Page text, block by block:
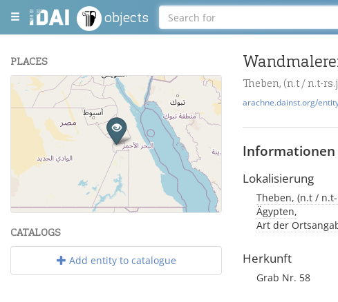
objects
PLACES
+
−
Leaflet| Maps and Data ©OpenStreetMap.
CATALOGS
Add entity to catalogue
Theben, (n.t / n.t-
arachne.dainst.org/
Informationen
Lokalisierung
Theben, (n.t /
Ägypten,
Art der
Herkunft
Grab Nr. 58